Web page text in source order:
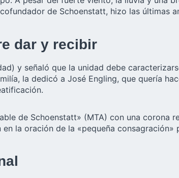
de Schoenstatt, hizo las últimas
dar y recibir
y señaló que la unidad debe
la dedicó a José Engling, que quería
de Schoenstatt» (MTA) con una corona
la oración de la «pequeña